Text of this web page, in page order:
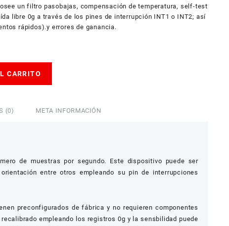
un filtro pasobajas, compensación de temperatura, self-test
libre 0g a través de los pines de interrupción INT1 o INT2; así
rápidos).y errores de ganancia.
CARRITO
(0) META INFORMACIÓN
de muestras por segundo. Este dispositivo puede ser
entre otros empleando su pin de interrupciones
preconfigurados de fábrica y no requieren componentes
empleando los registros 0g y la sensbilidad puede